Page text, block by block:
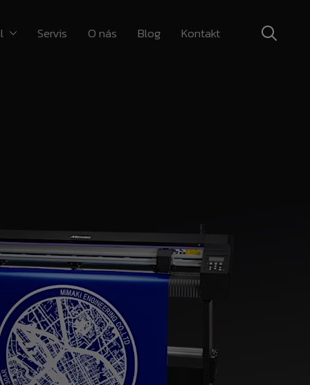
Servis O nás Blog Kontakt